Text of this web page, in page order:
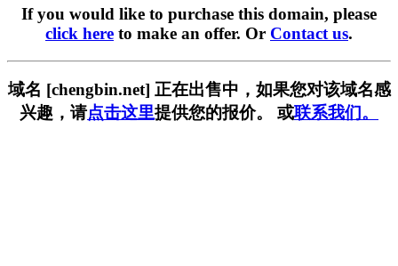
If you would like to purchase this domain, please
click here to make an offer. Or Contact us.
域名 [chengbin.net] 正在出售中，如果您对该域名感
兴趣，请点击这里提供您的报价。 或联系我们。